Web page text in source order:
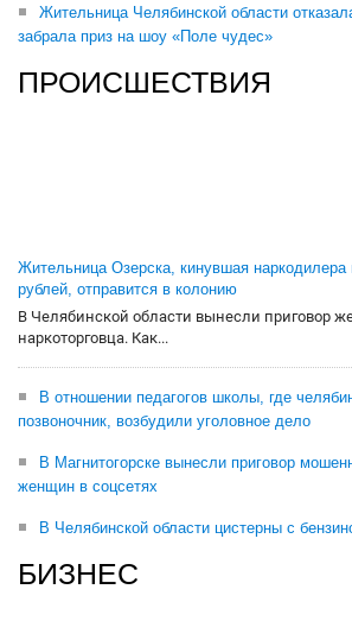
Жительница Челябинской области
забрала приз на шоу «Поле чудес»
ПРОИСШЕСТВИЯ
Жительница Озерска, кинувшая наркодилера
рублей, отправится в колонию
В Челябинской области вынесли приговор
наркоторговца. Как...
В отношении педагогов школы, где
позвоночник, возбудили уголовное дело
В Магнитогорске вынесли приговор
женщин в соцсетях
В Челябинской области цистерны с
БИЗНЕС